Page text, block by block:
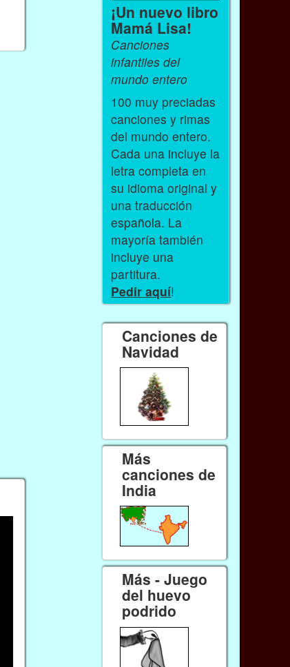
¡Un nuevo libro
Mamá Lisa!
Canciones
infantiles del
mundo entero
100 muy preciadas
canciones y rimas
del mundo entero.
Cada una incluye la
letra completa en
su idioma original y
una traducción
española. La
mayoría también
incluye una
partitura.
Pedir aquí!
Canciones de
Navidad
Más
canciones de
India
Más - Juego
del huevo
podrido